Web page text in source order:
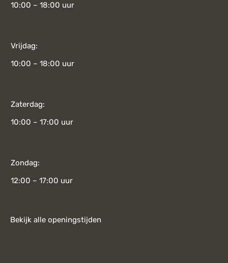
10:00 – 18:00 uur
Vrijdag:
10:00 – 18:00 uur
Zaterdag:
10:00 – 17:00 uur
Zondag:
12:00 – 17:00 uur
Bekijk alle openingstijden